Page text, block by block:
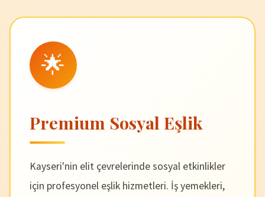
🌟
Premium Sosyal Eşlik
Kayseri'nin elit çevrelerinde sosyal etkinlikler
için profesyonel eşlik hizmetleri. İş yemekleri,